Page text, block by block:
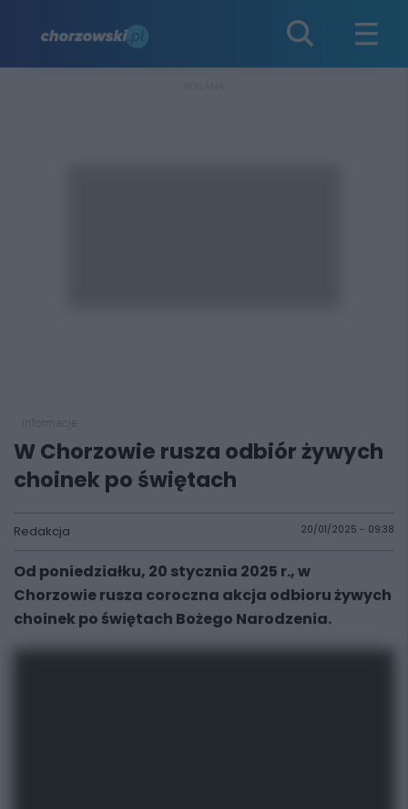
W Chorzowie rusza odbiór żywych
choinek po świętach
Redakcja 20/01/2025 - 09:38
Od poniedziałku, 20 stycznia 2025 r., w
Chorzowie rusza coroczna akcja odbioru żywych
choinek po świętach Bożego Narodzenia.